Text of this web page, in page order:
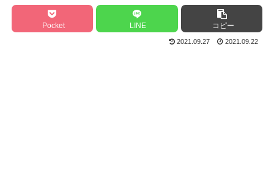
Pocket LINE コピー
2021.09.27 2021.09.22